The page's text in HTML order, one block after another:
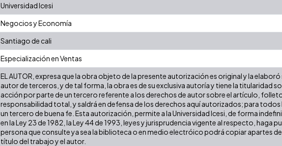
Universidad Icesi
Negocios y Economía
Santiago de cali
Especialización en Ventas
EL AUTOR, expresa que la obra objeto de la presente autorización es original y la
autor de terceros, y de tal forma, la obra es de su exclusiva autoría y tiene la titularidad
acción por parte de un tercero referente a los derechos de autor sobre el artículo, folleto
responsabilidad total, y saldrá en defensa de los derechos aquí autorizados; para
un tercero de buena fe. Esta autorización, permite a la Universidad Icesi, de forma
en la Ley 23 de 1982, la Ley 44 de 1993, leyes y jurisprudencia vigente al respecto, haga
persona que consulte ya sea la biblioteca o en medio electróico podrá copiar apartes
título del trabajo y el autor.